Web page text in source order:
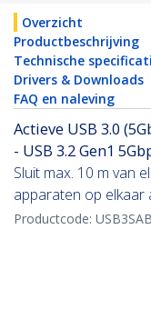
Overzicht
Productbeschrijving
Technische
Drivers & Downloads
FAQ en naleving
Actieve USB 3.0
- USB 3.2 Gen1
Sluit max. 10 m van
apparaten op elkaar
Productcode: